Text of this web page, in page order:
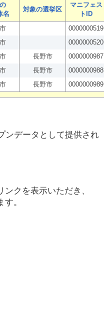
名
対象の選挙区
マニフェス
トID
0000000519
0000000520
長野市
0000000987
長野市
0000000988
長野市 0000000989
ンデータとして提供され
クを表示いただき、
。